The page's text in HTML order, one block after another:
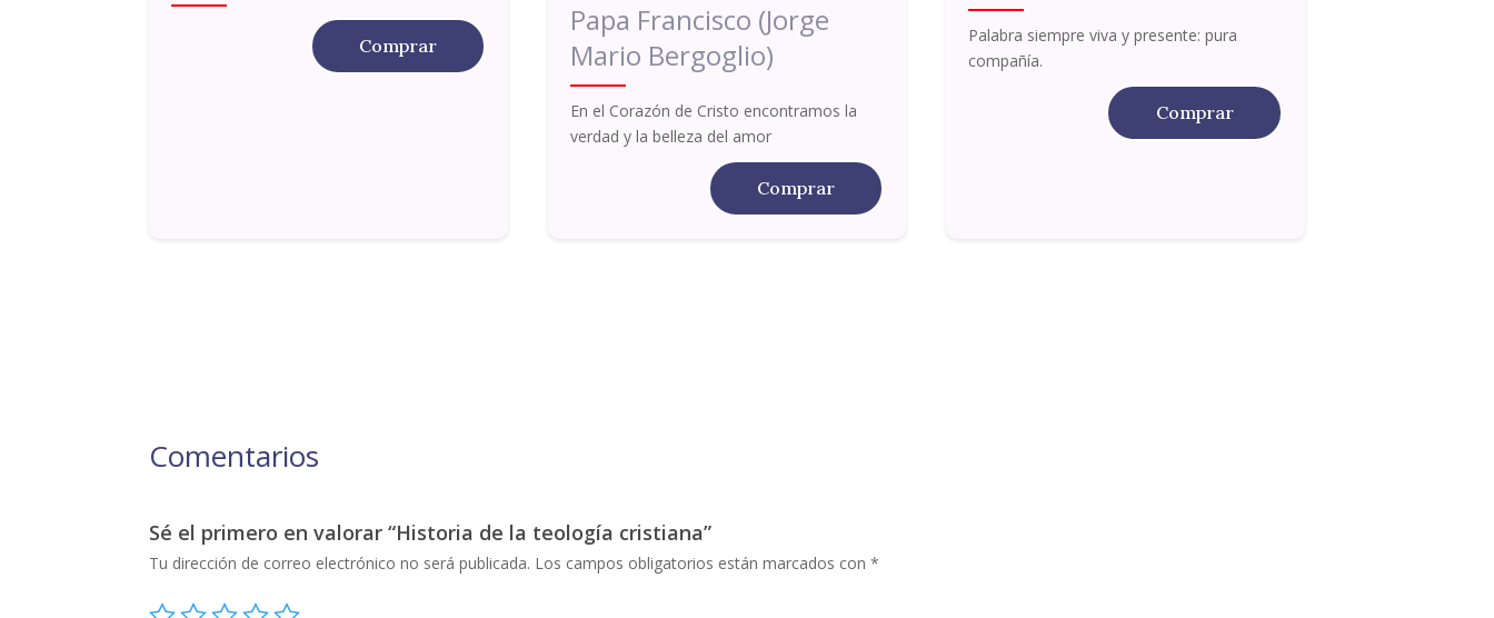
Comprar
Papa Francisco (Jorge
Mario Bergoglio)
En el Corazón de Cristo encontramos la
verdad y la belleza del amor
Comprar
Palabra siempre viva y presente: pura
compañía.
Comprar
Comentarios
Sé el primero en valorar “Historia de la teología cristiana”
Tu dirección de correo electrónico no será publicada. Los campos obligatorios están marcados con*